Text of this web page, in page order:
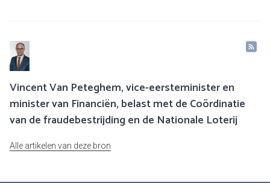
Vincent Van Peteghem, vice-eersteminister en
minister van Financiën, belast met de Coördinatie
van de fraudebestrijding en de Nationale Loterij
Alle artikelen van deze bron